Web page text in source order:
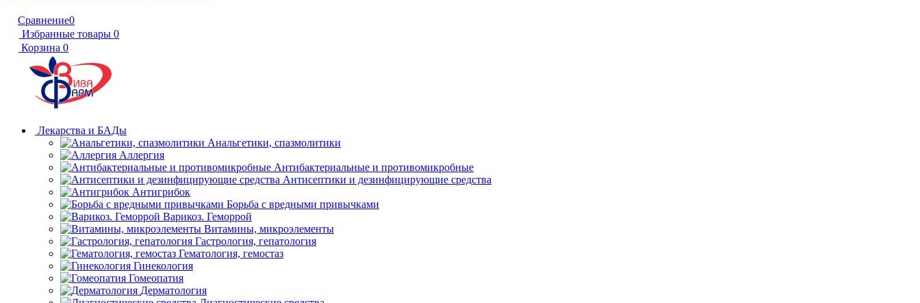
Сравнение0
Избранные товары 0
Корзина 0
Лекарства и БАДы
Анальгетики, спазмолитики
Аллергия
Антибактериальные и противомикробные
Антисептики и дезинфицирующие средства
Антигрибок
Борьба с вредными привычками
Варикоз. Геморрой
Витамины, микроэлементы
Гастрология, гепатология
Гематология, гемостаз
Гинекология
Гомеопатия
Дерматология